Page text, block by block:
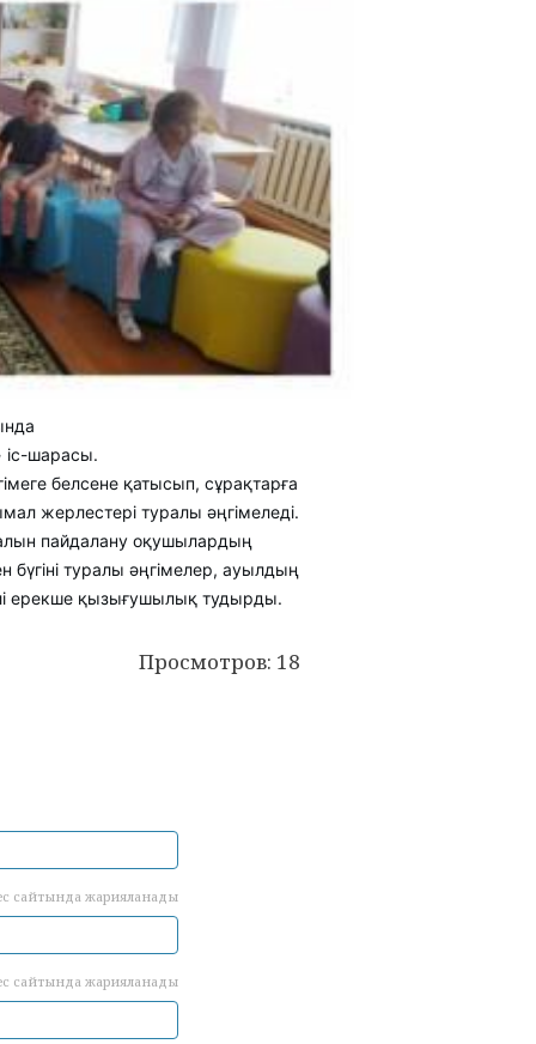
іс-шарасы.
белсене қатысып, сұрақтарға
жерлестері туралы әңгімеледі.
пайдалану оқушылардың
туралы әңгімелер, ауылдың
ерекше қызығушылық тудырды.
Просмотров: 18
сайтында жарияланады
сайтында жарияланады